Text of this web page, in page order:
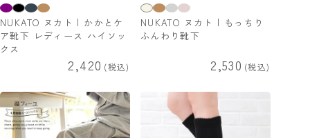
NUKATO ヌカト | かかとケ
ア靴下 レディース ハイソッ
クス
2,420 税込
NUKATO ヌカト | もっちり
ふんわり靴下
2,530 税込